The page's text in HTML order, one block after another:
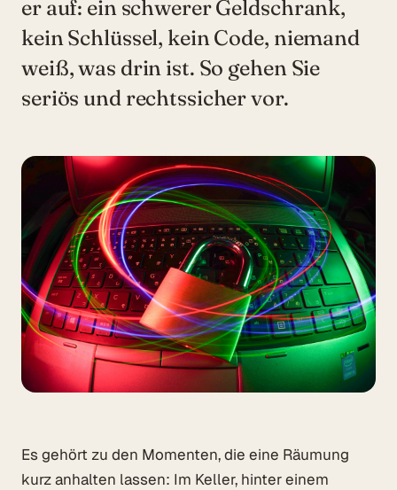
er auf: ein schwerer Geldschrank,
kein Schlüssel, kein Code, niemand
weiß, was drin ist. So gehen Sie
seriös und rechtssicher vor.
Es gehört zu den Momenten, die eine Räumung
kurz anhalten lassen: Im Keller, hinter einem